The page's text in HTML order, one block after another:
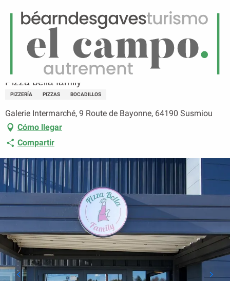
Menú
Página principal Pizza bella family
Pizza bella family
PIZZERÍA PIZZAS BOCADILLOS
Galerie Intermarché, 9 Route de Bayonne, 64190 Susmiou
Cómo llegar
Compartir